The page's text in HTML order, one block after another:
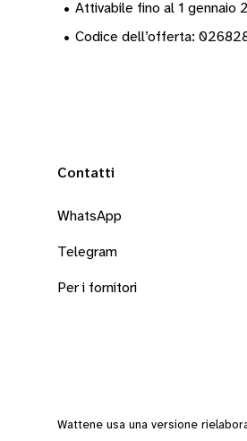
• Attivabile fino al 1 gennaio
• Codice dell’offerta:
Contatti
WhatsApp
Telegram
Per i fornitori
Wattene usa una versione